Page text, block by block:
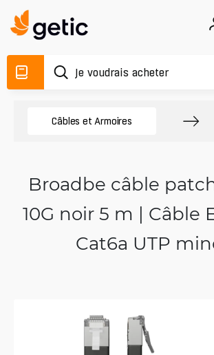
Câbles et Armoires
Broadbe câble
10G noir 5 m | Câble
Cat6a UTP